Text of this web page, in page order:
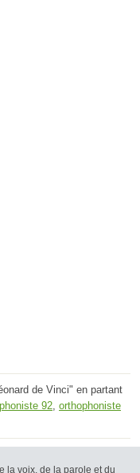
de Vinci" en partant
92 orthophoniste
la voix, de la parole et du